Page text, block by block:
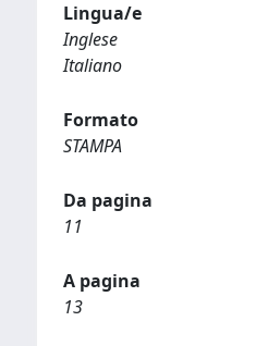
Lingua/e
Inglese
Italiano
Formato
STAMPA
Da pagina
11
A pagina
13